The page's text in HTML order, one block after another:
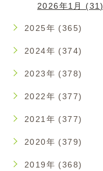
2026年1月 (31)
2025年 (365)
2024年 (374)
2023年 (378)
2022年 (377)
2021年 (377)
2020年 (379)
2019年 (368)